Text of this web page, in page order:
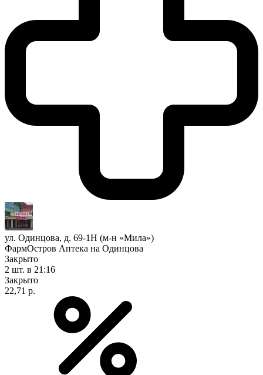
ул. Одинцова, д. 69-1Н (м-н «Мила»)
ФармОстров Аптека на Одинцова
Закрыто
2 шт. в 21:16
Закрыто
22,71 р.